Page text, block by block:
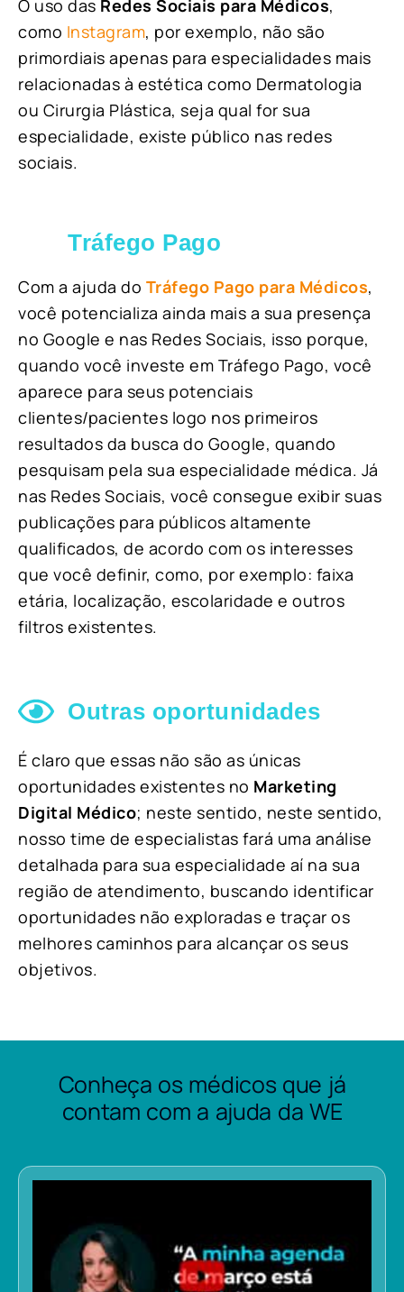
O uso das Redes Sociais para Médicos,
como Instagram, por exemplo, não são
primordiais apenas para especialidades mais
relacionadas à estética como Dermatologia
ou Cirurgia Plástica, seja qual for sua
especialidade, existe público nas redes
sociais.
Tráfego Pago
Com a ajuda do Tráfego Pago para Médicos,
você potencializa ainda mais a sua presença
no Google e nas Redes Sociais, isso porque,
quando você investe em Tráfego Pago, você
aparece para seus potenciais
clientes/pacientes logo nos primeiros
resultados da busca do Google, quando
pesquisam pela sua especialidade médica. Já
nas Redes Sociais, você consegue exibir suas
publicações para públicos altamente
qualificados, de acordo com os interesses
que você definir, como, por exemplo: faixa
etária, localização, escolaridade e outros
filtros existentes.
Outras oportunidades
É claro que essas não são as únicas
oportunidades existentes no Marketing
Digital Médico; neste sentido, neste sentido,
nosso time de especialistas fará uma análise
detalhada para sua especialidade aí na sua
região de atendimento, buscando identificar
oportunidades não exploradas e traçar os
melhores caminhos para alcançar os seus
objetivos.
Conheça os médicos que já
contam com a ajuda da WE